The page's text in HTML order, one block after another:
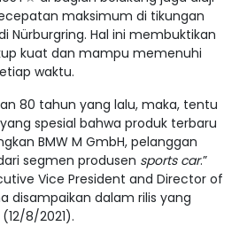
maksimum di tikungan
Nürburgring. Hal ini membuktikan
kuat dan mampu memenuhi
waktu.
80 tahun yang lalu, maka, tentu
spesial bahwa produk terbaru
BMW M GmbH, pelanggan
segmen produsen sports car.”
Vice President and Director of
disampaikan dalam rilis yang
8/2021).